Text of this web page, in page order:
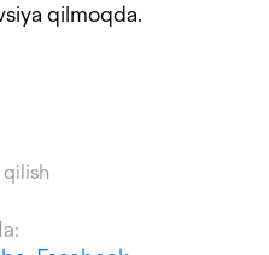
qilmoqda.
qilish